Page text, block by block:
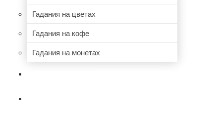
Гадания на цветах
Гадания на кофе
Гадания на монетах